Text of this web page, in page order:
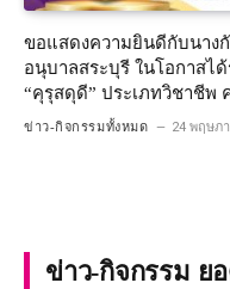
ขอแสดงความยินดีกับนาง
อนุบาลสระบุรี ในโอกาสไ
“คุรุสดุดี” ประเภทวิชาชีพ
ข่าว-กิจกรรมทั้งหมด 24 พฤษภ
ข่าว-กิจกรรม ย